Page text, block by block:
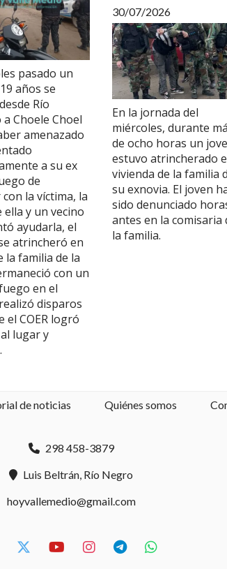
pasado un
años se
Río
Choele Choel
amenazado
a su ex
de
la víctima, la
ella y un vecino
ayudarla, el
atrincheró en
la familia de la
con un
en el
disparos
el COER logró
lugar y
30/07/2026
En la jornada del
miércoles, durante
de ocho horas un
estuvo atrincherado
vivienda de la familia
su exnovia. El joven
sido denunciado
antes en la comisaria
la familia.
de noticias Quiénes somos
298 458-3879
Luis Beltrán, Río Negro
hoyvallemedio@gmail.com